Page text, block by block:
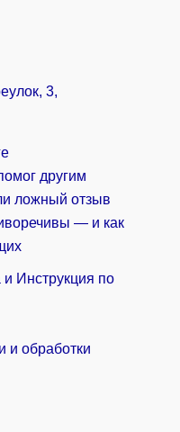
3,
другим
ложный отзыв
— и как
Инструкция по
и обработки